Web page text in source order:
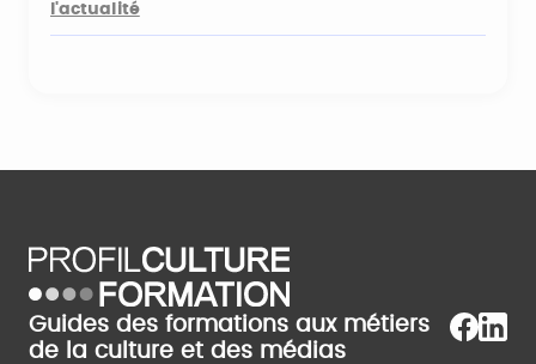
l'actualité
Guides des formations aux métiers
de la culture et des médias